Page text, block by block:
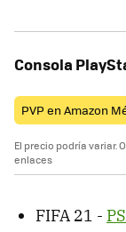
Consola
PVP en Amazon
El precio podría variar.
enlaces
FIFA 21 -